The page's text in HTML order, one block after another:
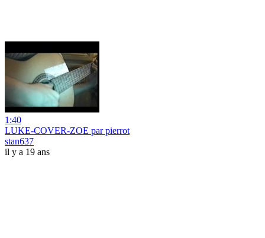
1:40
LUKE-COVER-ZOE par pierrot
stan637
il y a 19 ans